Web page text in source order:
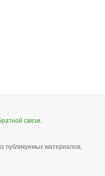
связи.
публикуемых материалов,